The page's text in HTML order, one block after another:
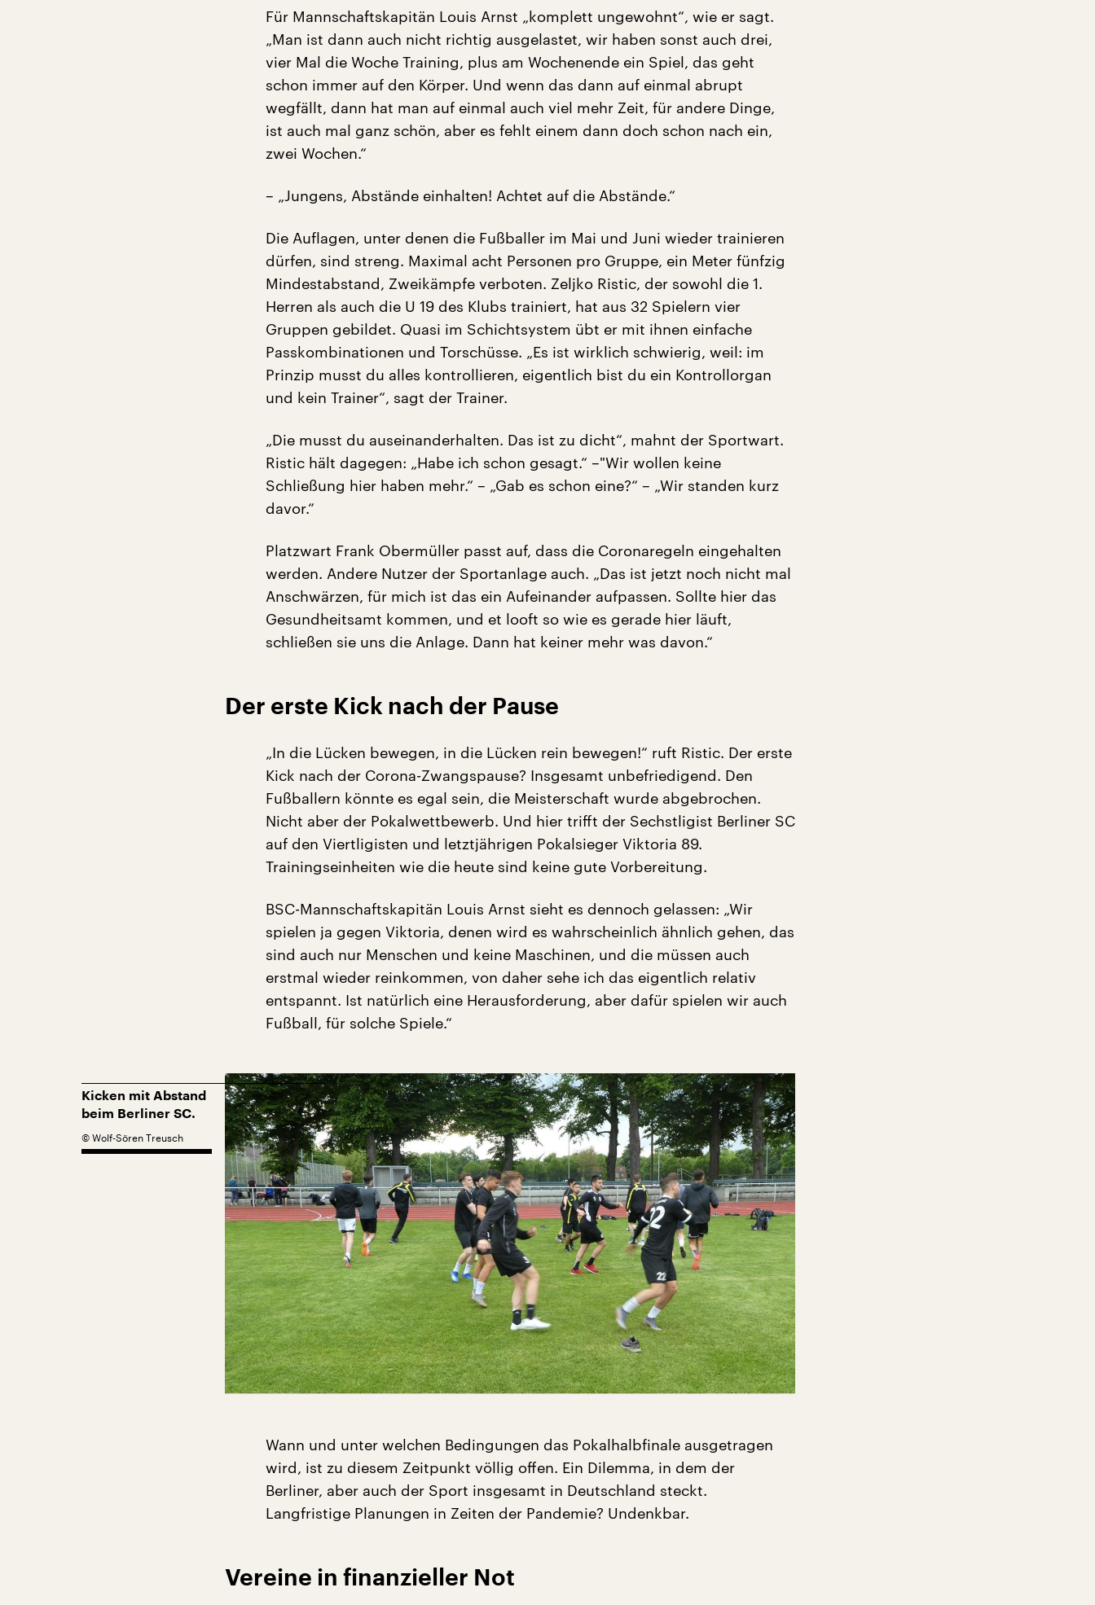
Für Mannschaftskapitän Louis Arnst „komplett ungewohnt“, wie er sagt.
„Man ist dann auch nicht richtig ausgelastet, wir haben sonst auch drei,
vier Mal die Woche Training, plus am Wochenende ein Spiel, das geht
schon immer auf den Körper. Und wenn das dann auf einmal abrupt
wegfällt, dann hat man auf einmal auch viel mehr Zeit, für andere Dinge,
ist auch mal ganz schön, aber es fehlt einem dann doch schon nach ein,
zwei Wochen.“
– „Jungens, Abstände einhalten! Achtet auf die Abstände.“
Die Auflagen, unter denen die Fußballer im Mai und Juni wieder trainieren
dürfen, sind streng. Maximal acht Personen pro Gruppe, ein Meter fünfzig
Mindestabstand, Zweikämpfe verboten. Zeljko Ristic, der sowohl die 1.
Herren als auch die U 19 des Klubs trainiert, hat aus 32 Spielern vier
Gruppen gebildet. Quasi im Schichtsystem übt er mit ihnen einfache
Passkombinationen und Torschüsse. „Es ist wirklich schwierig, weil: im
Prinzip musst du alles kontrollieren, eigentlich bist du ein Kontrollorgan
und kein Trainer“, sagt der Trainer.
„Die musst du auseinanderhalten. Das ist zu dicht“, mahnt der Sportwart.
Ristic hält dagegen: „Habe ich schon gesagt.“ –"Wir wollen keine
Schließung hier haben mehr.“ – „Gab es schon eine?“ – „Wir standen kurz
davor.“
Platzwart Frank Obermüller passt auf, dass die Coronaregeln eingehalten
werden. Andere Nutzer der Sportanlage auch. „Das ist jetzt noch nicht mal
Anschwärzen, für mich ist das ein Aufeinander aufpassen. Sollte hier das
Gesundheitsamt kommen, und et looft so wie es gerade hier läuft,
schließen sie uns die Anlage. Dann hat keiner mehr was davon.“
Der erste Kick nach der Pause
„In die Lücken bewegen, in die Lücken rein bewegen!“ ruft Ristic. Der erste
Kick nach der Corona-Zwangspause? Insgesamt unbefriedigend. Den
Fußballern könnte es egal sein, die Meisterschaft wurde abgebrochen.
Nicht aber der Pokalwettbewerb. Und hier trifft der Sechstligist Berliner SC
auf den Viertligisten und letztjährigen Pokalsieger Viktoria 89.
Trainingseinheiten wie die heute sind keine gute Vorbereitung.
BSC-Mannschaftskapitän Louis Arnst sieht es dennoch gelassen: „Wir
spielen ja gegen Viktoria, denen wird es wahrscheinlich ähnlich gehen, das
sind auch nur Menschen und keine Maschinen, und die müssen auch
erstmal wieder reinkommen, von daher sehe ich das eigentlich relativ
entspannt. Ist natürlich eine Herausforderung, aber dafür spielen wir auch
Fußball, für solche Spiele.“
Kicken mit Abstand
beim Berliner SC.
© Wolf-Sören Treusch
Wann und unter welchen Bedingungen das Pokalhalbfinale ausgetragen
wird, ist zu diesem Zeitpunkt völlig offen. Ein Dilemma, in dem der
Berliner, aber auch der Sport insgesamt in Deutschland steckt.
Langfristige Planungen in Zeiten der Pandemie? Undenkbar.
Vereine in finanzieller Not